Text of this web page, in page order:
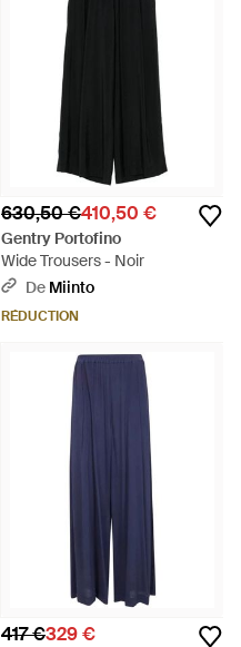
630,50 €410,50 €
Gentry Portofino
Wide Trousers - Noir
De Miinto
RÉDUCTION
417 €329 €